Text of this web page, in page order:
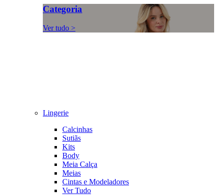
Categoria
Ver tudo >
Lingerie
Calcinhas
Sutiãs
Kits
Body
Meia Calça
Meias
Cintas e Modeladores
Ver Tudo